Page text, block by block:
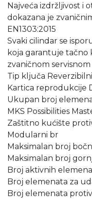
Najveća izdržljivost i
dokazana je
EN1303:2015
Svaki cilindar se
koja garantuje tačno
zvaničnom
Tip ključa
Kartica reprodukcije
Ukupan broj
MKS Possibilities
Zaštitno kućište
Modularni br
Maksimalan broj
Maksimalan broj
Broj aktivnih
Broj elemenata za
Broj elemenata